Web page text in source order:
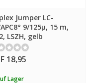
Jumper LC-
9/125µ, 15 m,
LSZH, gelb
18,95
Lager